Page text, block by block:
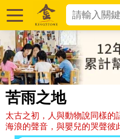
苦雨之地
太古之初，人與動物說同樣的
海浪的聲音，與嬰兒的哭聲彼